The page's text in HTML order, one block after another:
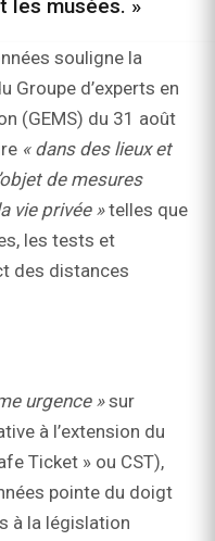
les musées. »
souligne la
Groupe d’experts en
(GEMS) du 31 août
« dans des lieux et
de mesures
vie privée »telles que
les tests et
des distances
urgence »sur
à l’extension du
Ticket » ou CST),
pointe du doigt
à la législation